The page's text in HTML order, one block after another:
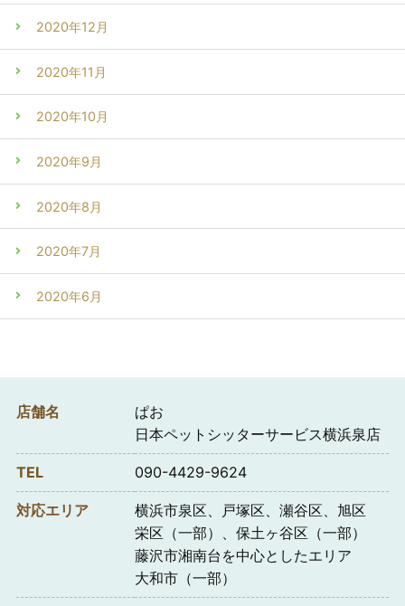
2020年12月
2020年11月
2020年10月
2020年9月
2020年8月
2020年7月
2020年6月
店舗名
ぱお
日本ペットシッターサービス横浜泉店
TEL 090-4429-9624
対応エリア
横浜市泉区、戸塚区、瀬谷区、旭区
栄区（一部）、保土ヶ谷区（一部）
藤沢市湘南台を中心としたエリア
大和市（一部）